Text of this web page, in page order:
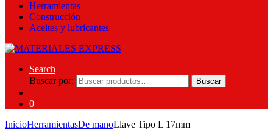
Herramientas
Construcción
Aceites y lubricantes
Search
Buscar por:
Buscar
0
InicioHerramientasDe manoLlave Tipo L 17mm